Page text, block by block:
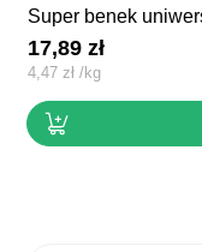
super benek
17,89zł
4,47 zł /kg